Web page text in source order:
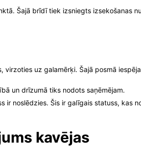
Šajā brīdī tiek izsniegts izsekošanas
uz galamērķi. Šajā posmā
un drīzumā tiks nodots saņēmējam.
noslēdzies. Šis ir galīgais statuss, kas
kavējas